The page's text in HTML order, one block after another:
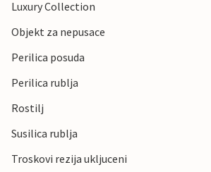
Luxury Collection
Objekt za nepusace
Perilica posuda
Perilica rublja
Rostilj
Susilica rublja
Troskovi rezija ukljuceni